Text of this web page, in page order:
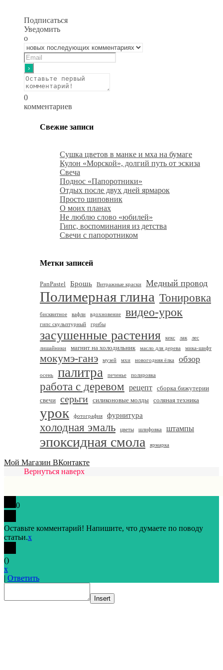
Подписаться
Уведомить
о
0
комментариев
Свежие записи
Сушка цветов в манке и мха на бумаге
Кулон «Морской», долгий путь от эскиза
Свеча
Поднос «Папоротники»
Отдых после двух дней ярмарок
Просто шиповник
О моих планах
Не люблю слово «юбилей»
Гипс, воспоминания из детства
Свечи с папоротником
Метки записей
PanPastel Брошь Витражные краски Медный провод
Полимерная глина Тонировка
бисквитное вафли вдохновение видео-урок
гипс скульптурный грибы
засушенные растения кекс лак
лес
лишайники
магнит на холодильник масло для дерева мика-шифт
мокумэ-ганэ музей мхи новогодняя ёлка обзор
осень палитра печенье полировка
работа с деревом рецепт сборка бижутерии
свечи серьги силиконовые молды соляная техника
урок фотография фурнитура
холодная эмаль цветы шлифовка штампы
эпоксидная смола ярмарка
Мой Магазин ВКонтакте
Вернуться наверх
0
Оставьте комментарий! Напишите, что думаете по поводу
статьи.x
()
x
| Ответить
Insert